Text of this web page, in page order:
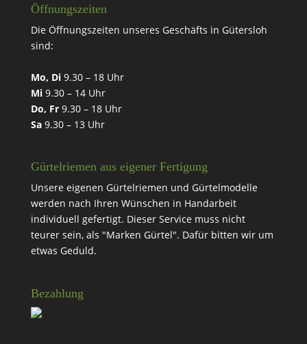
Öffnungszeiten
Die Öffnungszeiten unseres Geschäfts in Gütersloh
sind:
Mo, Di9.30 – 18 Uhr
Mi9.30 – 14 Uhr
Do, Fr9.30 – 18 Uhr
Sa9.30 – 13 Uhr
Gürtelriemen aus eigener Fertigung
Unsere eigenen Gürtelriemen und Gürtelmodelle
werden nach Ihren Wünschen in Handarbeit
individuell gefertigt. Dieser Service muss nicht
teurer sein, als "Marken Gürtel". Dafür bitten wir um
etwas Geduld.
Bezahlung